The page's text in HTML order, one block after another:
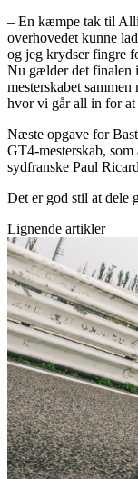
– En kæmpe tak til
overhovedet kunne
og jeg krydser fingre
Nu gælder det finalen
mesterskabet
hvor vi går all in for
Næste opgave for
GT4-mesterskab,
sydfranske Paul
Det er god stil at dele
Lignende artikler